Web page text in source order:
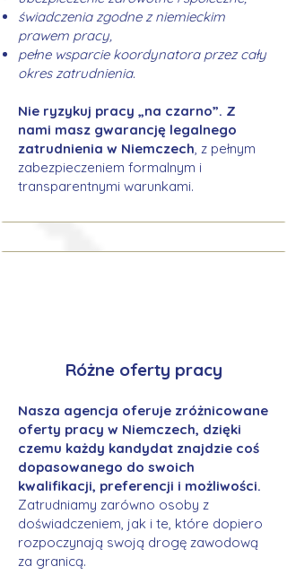
świadczenia zgodne z niemieckim
prawem pracy,
pełne wsparcie koordynatora przez cały
okres zatrudnienia.
Nie ryzykuj pracy „na czarno”. Z
nami masz gwarancję legalnego
zatrudnienia w Niemczech, z pełnym
zabezpieczeniem formalnym i
transparentnymi warunkami.
Różne oferty pracy
Nasza agencja oferuje zróżnicowane
oferty pracy w Niemczech, dzięki
czemu każdy kandydat znajdzie coś
dopasowanego do swoich
kwalifikacji, preferencji i możliwości.
Zatrudniamy zarówno osoby z
doświadczeniem, jak i te, które dopiero
rozpoczynają swoją drogę zawodową
za granicą.